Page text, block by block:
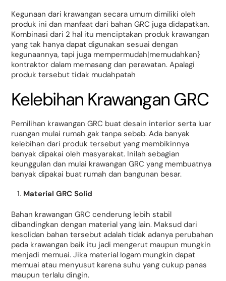
Kegunaan dari krawangan secara umum dimiliki oleh
produk ini dan manfaat dari bahan GRC juga didapatkan.
Kombinasi dari 2 hal itu menciptakan produk krawangan
yang tak hanya dapat digunakan sesuai dengan
kegunaannya, tapi juga mempermudah|memudahkan}
kontraktor dalam memasang dan perawatan. Apalagi
produk tersebut tidak mudahpatah
Kelebihan Krawangan GRC
Pemilihan krawangan GRC buat desain interior serta luar
ruangan mulai rumah gak tanpa sebab. Ada banyak
kelebihan dari produk tersebut yang membikinnya
banyak dipakai oleh masyarakat. Inilah sebagian
keunggulan dan mulai krawangan GRC yang membuatnya
banyak dipakai buat rumah dan bangunan besar.
Material GRC Solid
Bahan krawangan GRC cenderung lebih stabil
dibandingkan dengan material yang lain. Maksud dari
kesolidan bahan tersebut adalah tidak adanya perubahan
pada krawangan baik itu jadi mengerut maupun mungkin
menjadi memuai. Jika material logam mungkin dapat
memuai atau menyusut karena suhu yang cukup panas
maupun terlalu dingin.